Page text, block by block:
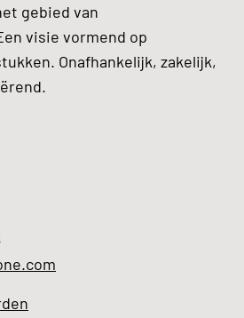
gebied van
visie vormend op
Onafhankelijk, zakelijk,